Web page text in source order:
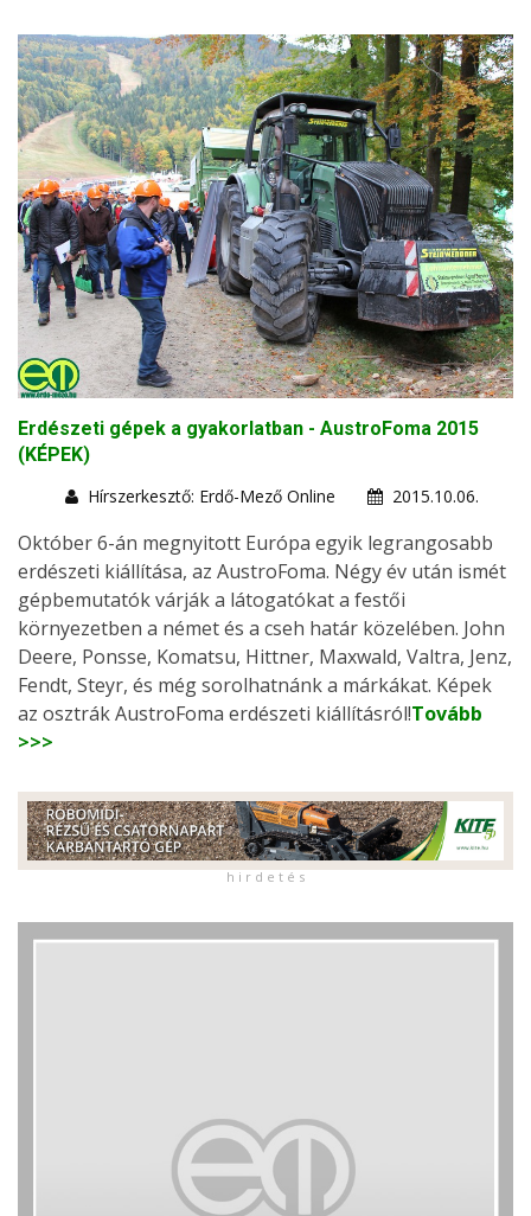
Erdészeti gépek a gyakorlatban - AustroFoma 2015
(KÉPEK)
Hírszerkesztő: Erdő-Mező Online
2015.10.06.
Október 6-án megnyitott Európa egyik legrangosabb
erdészeti kiállítása, az AustroFoma. Négy év után ismét
gépbemutatók várják a látogatókat a festői
környezetben a német és a cseh határ közelében. John
Deere, Ponsse, Komatsu, Hittner, Maxwald, Valtra, Jenz,
Fendt, Steyr, és még sorolhatnánk a márkákat. Képek
az osztrák AustroFoma erdészeti kiállításról!Tovább
>>>
h i r d e t é s